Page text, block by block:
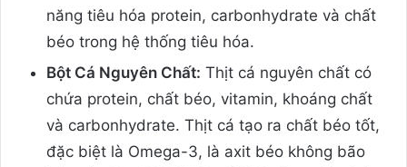
năng tiêu hóa protein, carbonhydrate và chất
béo trong hệ thống tiêu hóa.
Bột Cá Nguyên Chất: Thịt cá nguyên chất có
chứa protein, chất béo, vitamin, khoáng chất
và carbonhydrate. Thịt cá tạo ra chất béo tốt,
đặc biệt là Omega-3, là axit béo không bão